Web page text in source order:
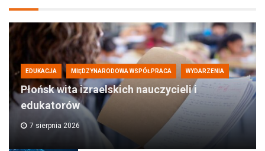
EDUKACJA MIĘDZYNARODOWA WSPÓŁPRACA WYDARZENIA
Płońsk wita izraelskich nauczycieli i
edukatorów
7 sierpnia 2026